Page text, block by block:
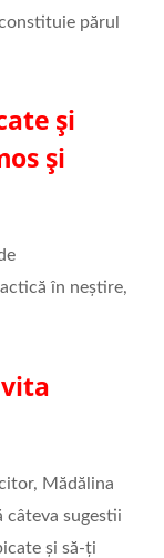
părul
și
și
în neștire,
Mădălina
sugestii
și să-ți